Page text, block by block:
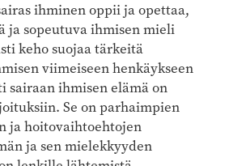
ihminen oppii ja opettaa,
ja sopeutuva ihmisen mieli
keho suojaa tärkeitä
viimeiseen henkäykseen
sairaan ihmisen elämä on
Se on parhaimpien
ja hoitovaihtoehtojen
ja sen mielekkyyden